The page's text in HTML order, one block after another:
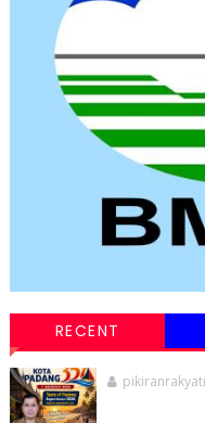
RECENT